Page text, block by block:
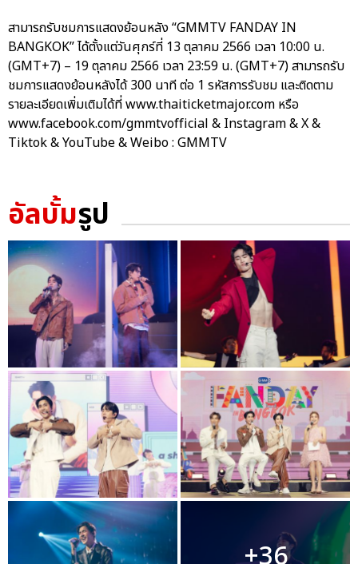
สามารถรับชมการแสดงย้อนหลัง “GMMTV FANDAY IN
BANGKOK” ได้ตั้งแต่วันศุกร์ที่ 13 ตุลาคม 2566 เวลา 10:00 น.
(GMT+7) – 19 ตุลาคม 2566 เวลา 23:59 น. (GMT+7) สามารถรับ
ชมการแสดงย้อนหลังได้ 300 นาที ต่อ 1 รหัสการรับชม และติดตาม
รายละเอียดเพิ่มเติมได้ที่ www.thaiticketmajor.com หรือ
www.facebook.com/gmmtvofficial & Instagram & X &
Tiktok & YouTube & Weibo : GMMTV
อัลบั้มรูป